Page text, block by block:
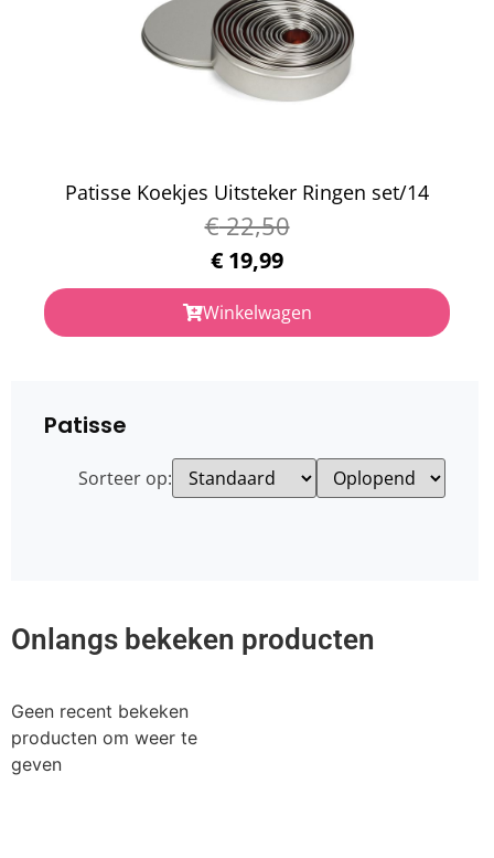
Patisse Koekjes Uitsteker Ringen set/14
€22,50
€ 19,99
Winkelwagen
Patisse
Sorteer op:
Onlangs bekeken producten
Geen recent bekeken
producten om weer te
geven